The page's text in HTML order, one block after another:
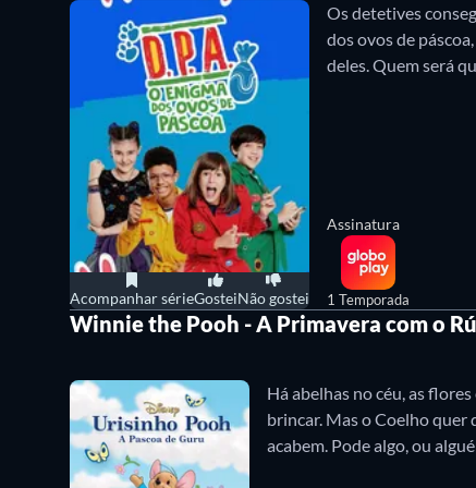
Acompanhar sérieGosteiNão gostei
Os detetives
dos ovos de
deles. Quem será
Assinatura
1 Temporada
Winnie the Pooh - A Primavera com o Rú
Há abelhas no céu, as
brincar. Mas o Coelho quer
acabem. Pode algo, ou